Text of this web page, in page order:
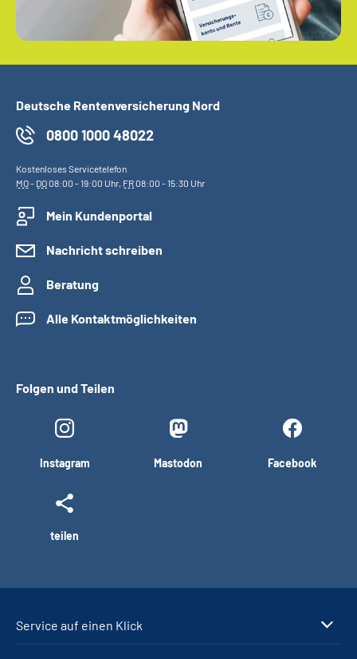
Deutsche Rentenversicherung Nord
0800 1000 48022
Kostenloses Servicetelefon
MO- DO08:00 - 19:00 Uhr, FR08:00 - 15:30 Uhr
Mein Kundenportal
Nachricht schreiben
Beratung
Alle Kontaktmöglichkeiten
Folgen und Teilen
Instagram Mastodon Facebook
teilen
Service auf einen Klick